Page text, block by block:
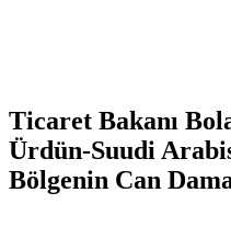
Ticaret Bakanı
Ürdün-Suudi
Bölgenin Can